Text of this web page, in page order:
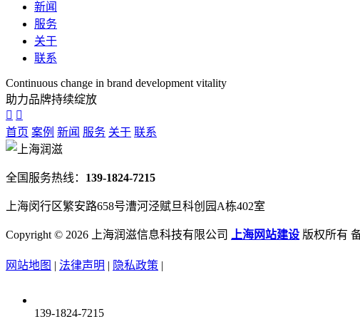
新闻
服务
关于
联系
Continuous change in brand development vitality
助力品牌持续绽放
首页 案例 新闻 服务 关于 联系
全国服务热线： 139-1824-7215
上海闵行区繁安路658号漕河泾赋旦科创园A栋402室
Copyright © 2026 上海润滋信息科技有限公司 上海网站建设 版权所有
网站地图 | 法律声明 | 隐私政策 |
139-1824-7215